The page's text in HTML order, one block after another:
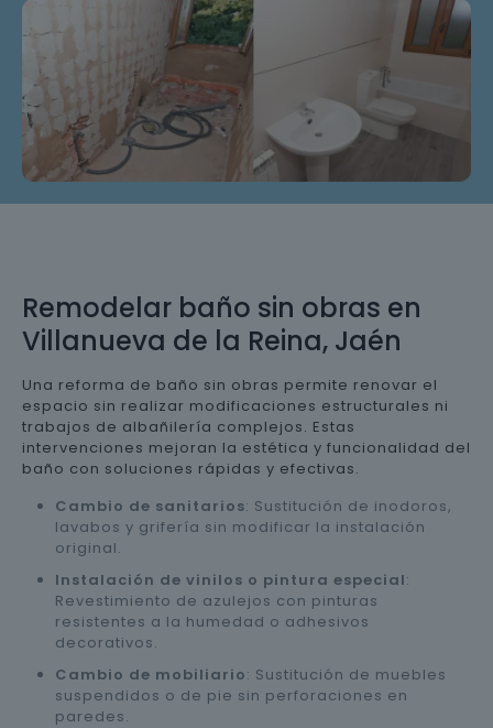
Remodelar baño sin obras en
Villanueva de la Reina, Jaén
Una reforma de baño sin obras permite renovar el
espacio sin realizar modificaciones estructurales ni
trabajos de albañilería complejos. Estas
intervenciones mejoran la estética y funcionalidad del
baño con soluciones rápidas y efectivas.
Cambio de sanitarios: Sustitución de inodoros,
lavabos y grifería sin modificar la instalación
original.
Instalación de vinilos o pintura especial:
Revestimiento de azulejos con pinturas
resistentes a la humedad o adhesivos
decorativos.
Cambio de mobiliario: Sustitución de muebles
suspendidos o de pie sin perforaciones en
paredes.